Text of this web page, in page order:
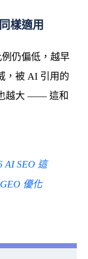
樣適用
仍偏低，越早
，被 AI 引用的
越大 —— 這和
AI SEO 這
優化